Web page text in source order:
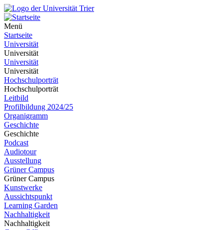
Menü
Startseite
Universität
Universität
Universität
Universität
Hochschulporträt
Hochschulporträt
Leitbild
Profilbildung 2024/25
Organigramm
Geschichte
Geschichte
Podcast
Audiotour
Ausstellung
Grüner Campus
Grüner Campus
Kunstwerke
Aussichtspunkt
Learning Garden
Nachhaltigkeit
Nachhaltigkeit